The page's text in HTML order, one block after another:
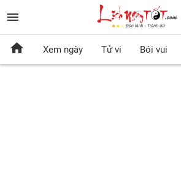
Xem ngày Tử vi Bói vui